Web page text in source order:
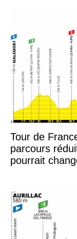
Tour de
parcours
pourrait